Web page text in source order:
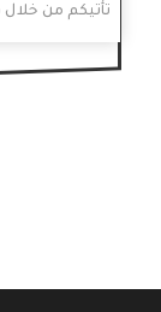
تأتيكم من